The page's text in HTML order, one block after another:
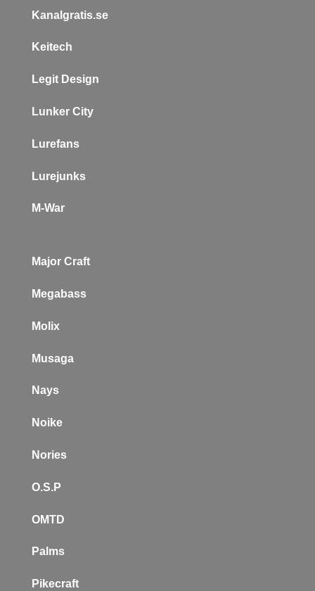
Kanalgratis.se
Keitech
Legit Design
Lunker City
Lurefans
Lurejunks
M-War
Major Craft
Megabass
Molix
Musaga
Nays
Noike
Nories
O.S.P
OMTD
Palms
Pikecraft